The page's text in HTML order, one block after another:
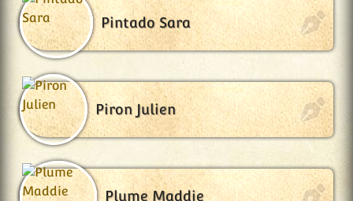
Pintado Sara
Piron Julien
Plume Maddie